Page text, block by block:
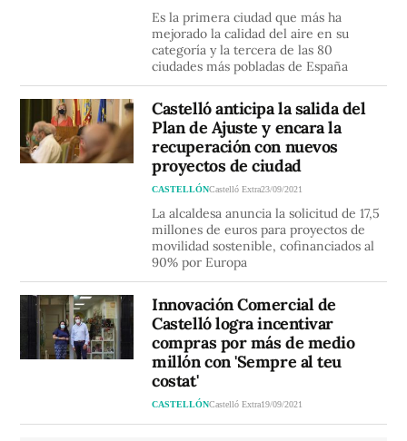
Es la primera ciudad que más ha
mejorado la calidad del aire en su
categoría y la tercera de las 80
ciudades más pobladas de España
Castelló anticipa la salida del
Plan de Ajuste y encara la
recuperación con nuevos
proyectos de ciudad
CASTELLÓNCastelló Extra23/09/2021
La alcaldesa anuncia la solicitud de 17,5
millones de euros para proyectos de
movilidad sostenible, cofinanciados al
90% por Europa
Innovación Comercial de
Castelló logra incentivar
compras por más de medio
millón con 'Sempre al teu
costat'
CASTELLÓNCastelló Extra19/09/2021